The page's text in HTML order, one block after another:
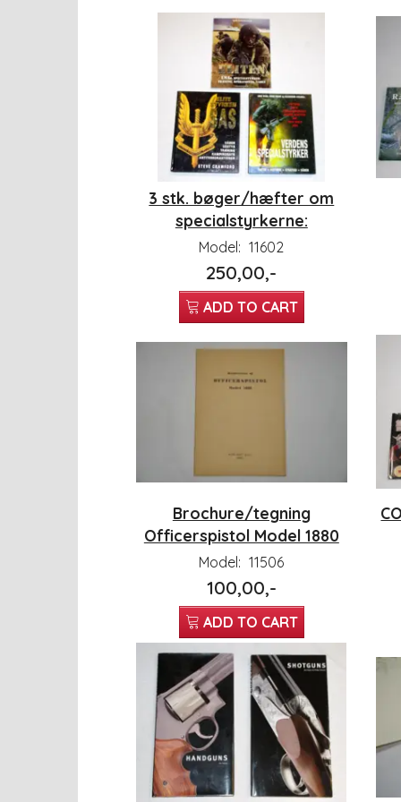
3 stk. bøger/hæfter om
specialstyrkerne:
Model: 11602
250,00,-
ADD TO CART
Brochure/tegning
Officerspistol Model 1880
Model: 11506
100,00,-
ADD TO CART